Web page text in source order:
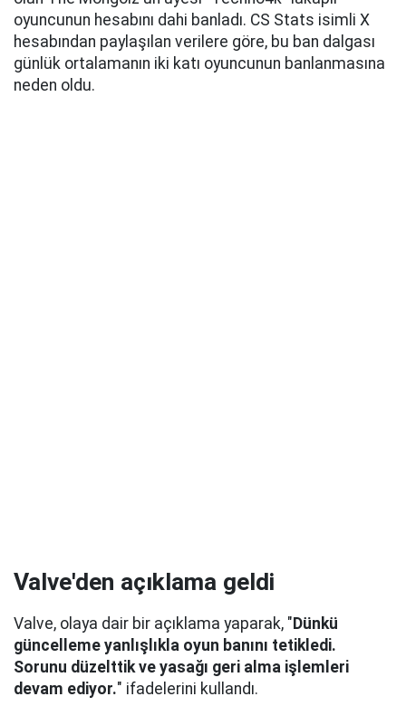
oyuncunun hesabını dahi banladı. CS Stats isimli X
hesabından paylaşılan verilere göre, bu ban dalgası
günlük ortalamanın iki katı oyuncunun banlanmasına
neden oldu.
Valve'den açıklama geldi
Valve, olaya dair bir açıklama yaparak, " Dünkü
güncelleme yanlışlıkla oyun banını tetikledi.
Sorunu düzelttik ve yasağı geri alma işlemleri
devam ediyor." ifadelerini kullandı.